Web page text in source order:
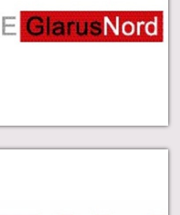
Verbindung der
Näfels und